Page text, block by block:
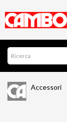
Accessori